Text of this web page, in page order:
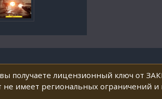
получаете лицензионный ключ от
имеет региональных ограничений